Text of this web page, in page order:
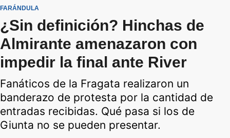
FARÁNDULA
¿Sin definición? Hinchas de
Almirante amenazaron con
impedir la final ante River
Fanáticos de la Fragata realizaron un
banderazo de protesta por la cantidad de
entradas recibidas. Qué pasa si los de
Giunta no se pueden presentar.